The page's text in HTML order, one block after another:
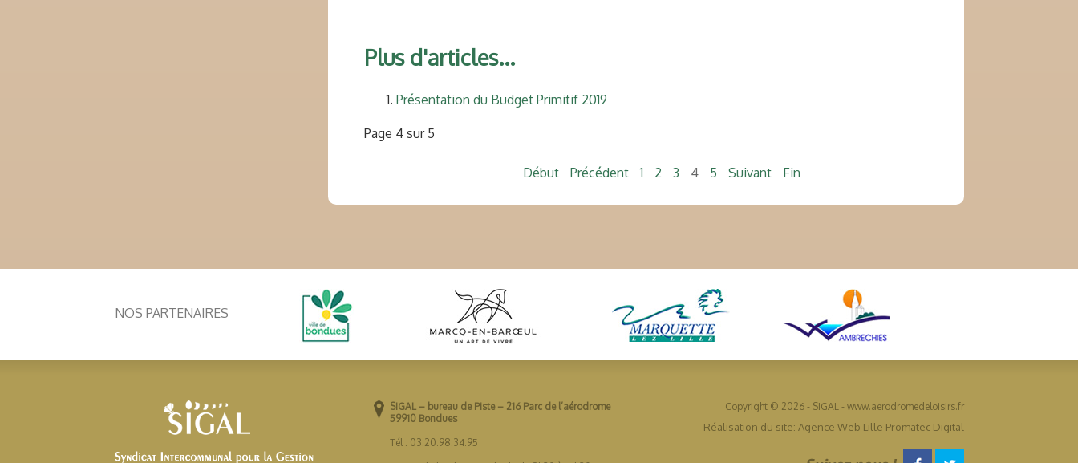
Plus d'articles...
Présentation du Budget Primitif 2019
Page 4 sur 5
Début Précédent 1 2 3 4 5 Suivant Fin
NOS PARTENAIRES
SIGAL – bureau de Piste – 216 Parc de l’aérodrome
59910 Bondues
Tél : 03.20.98.34.95
Copyright © 2026 - SIGAL - www.aerodromedeloisirs.fr
Réalisation du site: Agence Web Lille Promatec Digital